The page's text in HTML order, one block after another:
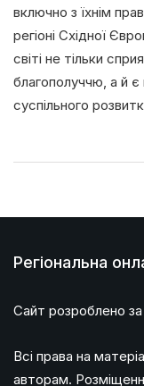
включно з їхнім
регіоні Східної
світі не тільки
благополуччю, а й
суспільного
Регіональна
Сайт розроблено за
Всі права на
авторам.